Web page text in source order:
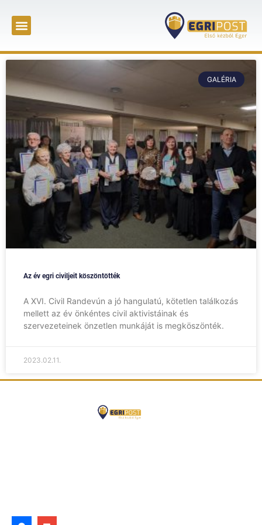
GALÉRIA
Az év egri civiljeit köszöntötték
A XVI. Civil Randevún a jó hangulatú, kötetlen találkozás
mellett az év önkéntes civil aktivistáinak és
szervezeteinek önzetlen munkáját is megköszönték.
2023.02.11.